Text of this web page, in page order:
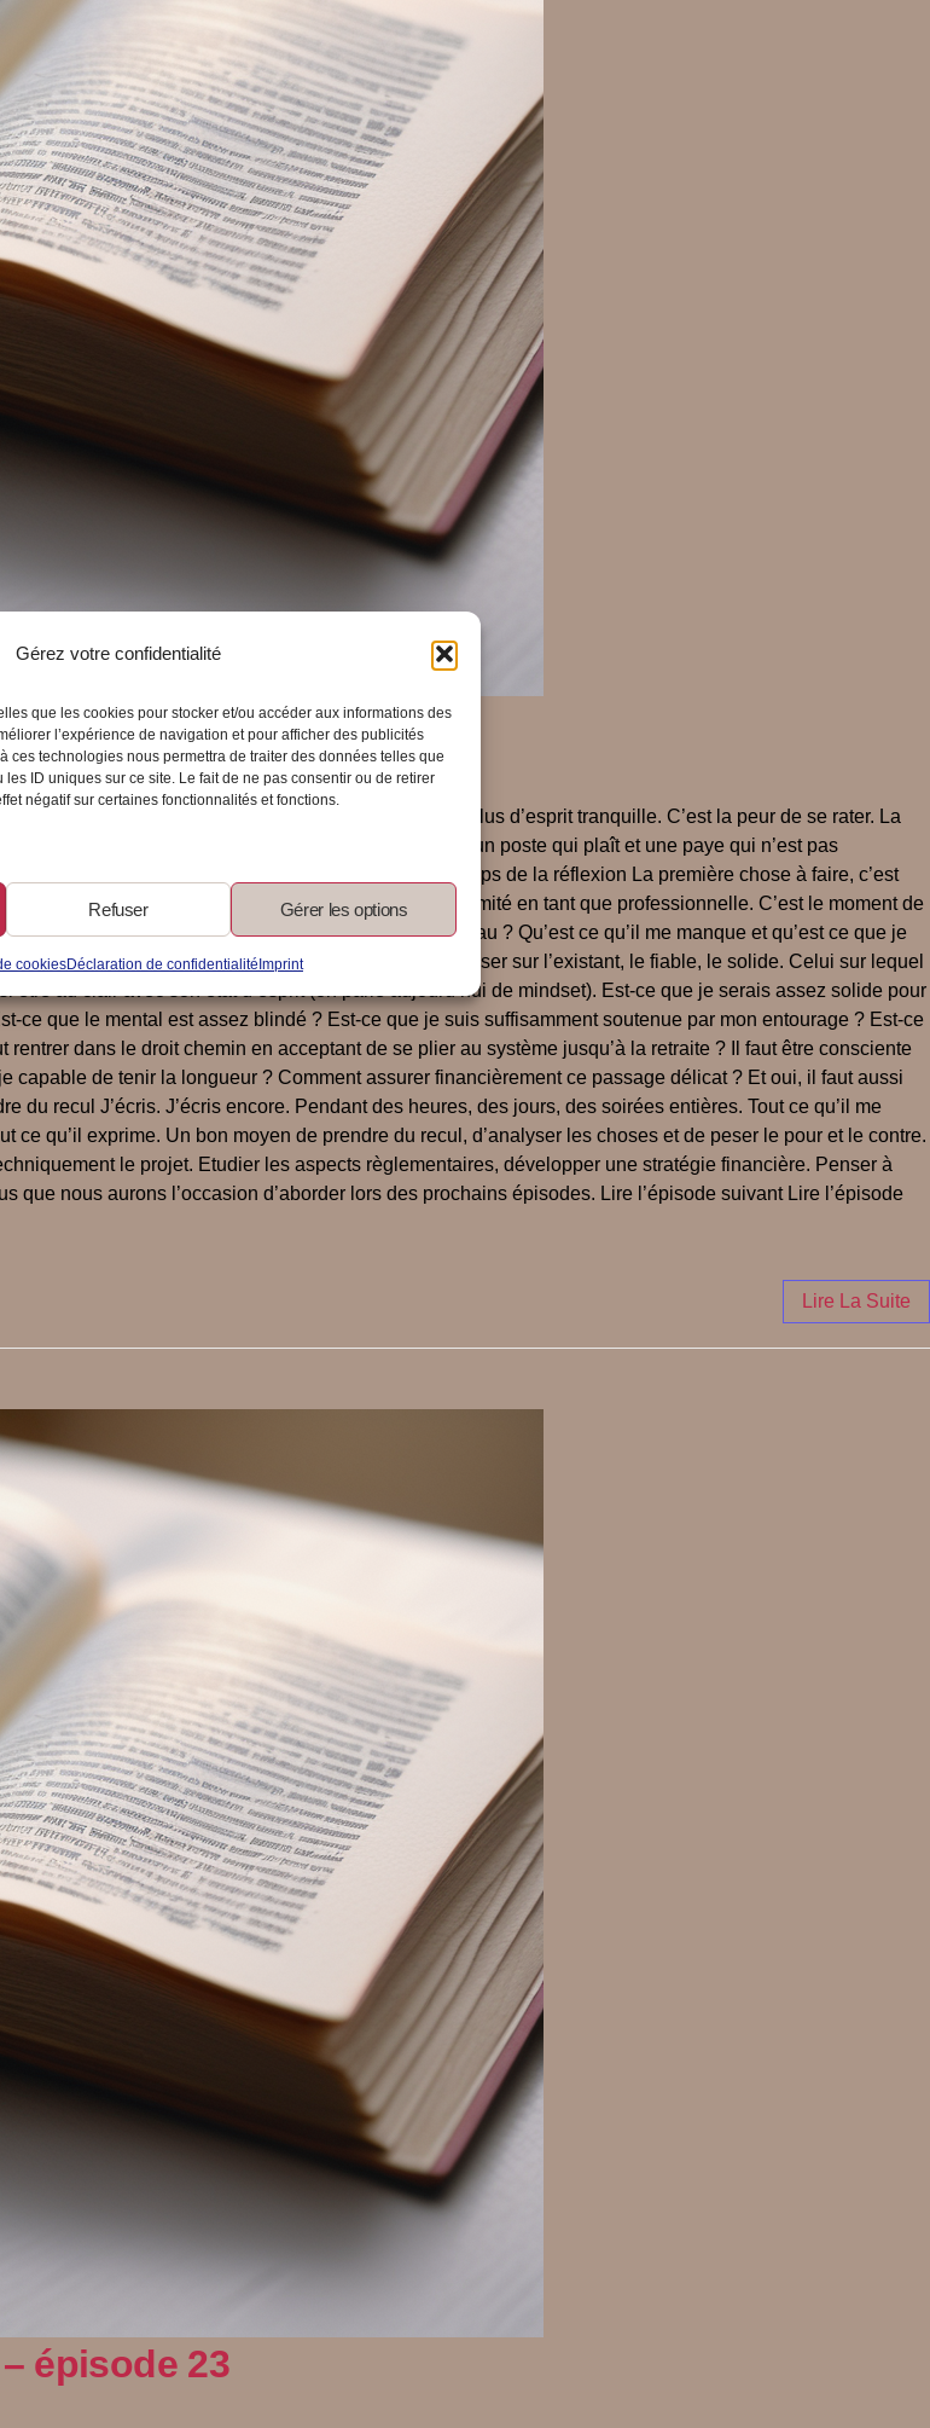
Gérez votre confidentialité
que les cookies pour stocker et/ou accéder aux informations des
l’expérience de navigation et pour afficher des publicités
ces technologies nous permettra de traiter des données telles que
les ID uniques sur ce site. Le fait de ne pas consentir ou de retirer
négatif sur certaines fonctionnalités et fonctions.
Refuser Gérer les options
cookiesDéclaration de confidentialité Imprint
épisode 24
Plus de sécurité financière, plus de vacances, plus d’esprit tranquille. C’est la peur de se rater. La
de recommencer une vie de salariée, de trouver un poste qui plaît et une paye qui n’est pas
le vide ? Une réflexion s’impose. Prendre le temps de la réflexion La première chose à faire, c’est
dont les gens ont vraiment besoin. Trouver sa légitimité en tant que professionnelle. C’est le moment de
m’appuyer ? Est-ce que j’ai des relations ? du réseau ? Qu’est ce qu’il me manque et qu’est ce que je
sans détour, sans se mentir. Sans en rajouter. Se baser sur l’existant, le fiable, le solide. Celui sur lequel
au clair avec son état d’esprit (on parle aujourd’hui de mindset). Est-ce que je serais assez solide pour
ce que le mental est assez blindé ? Est-ce que je suis suffisamment soutenue par mon entourage ? Est-ce
dans le droit chemin en acceptant de se plier au système jusqu’à la retraite ? Il faut être consciente
capable de tenir la longueur ? Comment assurer financièrement ce passage délicat ? Et oui, il faut aussi
du recul J’écris. J’écris encore. Pendant des heures, des jours, des soirées entières. Tout ce qu’il me
qu’il exprime. Un bon moyen de prendre du recul, d’analyser les choses et de peser le pour et le contre.
le projet. Etudier les aspects règlementaires, développer une stratégie financière. Penser à
que nous aurons l’occasion d’aborder lors des prochains épisodes. Lire l’épisode suivant Lire l’épisode
Lire La Suite
épisode 23